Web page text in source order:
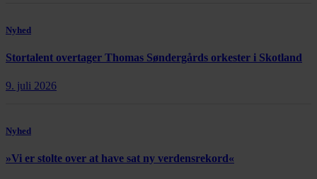
Nyhed
Stortalent overtager Thomas Søndergårds orkester i Skotland
9. juli 2026
Nyhed
»Vi er stolte over at have sat ny verdensrekord«